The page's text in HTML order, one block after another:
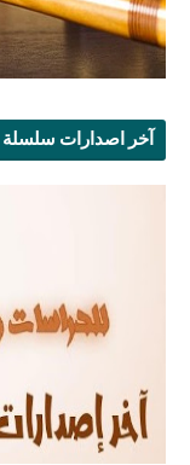
آخر اصدارات سلسلة